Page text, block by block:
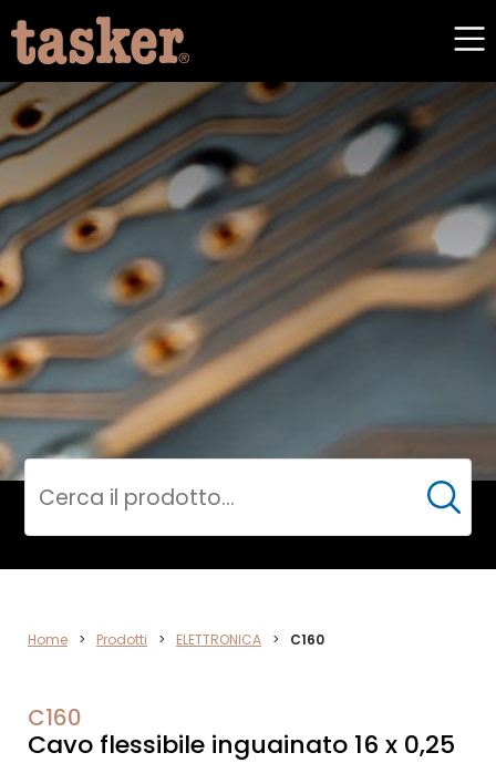
ELETTRONICA
Cerca
Home > Prodotti > ELETTRONICA > C160
C160
Cavo flessibile inguainato 16 x 0,25